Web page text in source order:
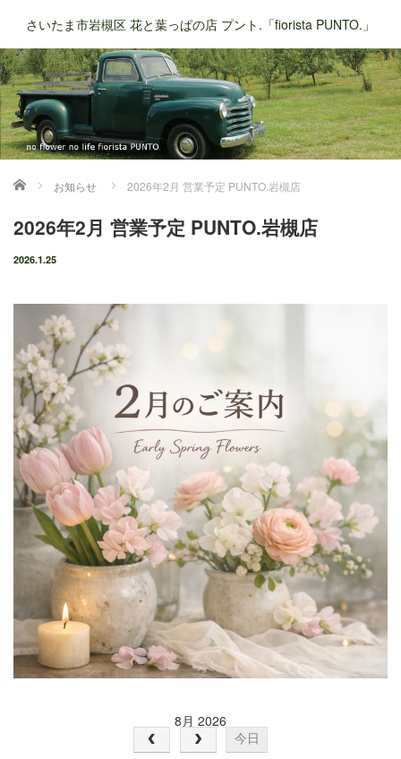
さいたま市岩槻区 花と葉っぱの店 プント.「fiorista PUNTO.」
ホーム お知らせ 2026年2月 営業予定 PUNTO.岩槻店
2026年2月 営業予定 PUNTO.岩槻店
2026.1.25
8月 2026
今日